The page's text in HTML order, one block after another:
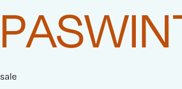
sale